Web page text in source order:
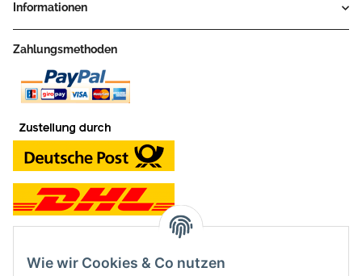
Informationen
Zahlungsmethoden
Wie wir Cookies & Co nutzen